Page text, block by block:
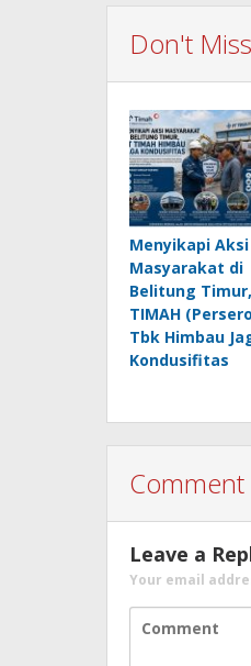
Don't Miss
Menyikapi Aksi
Masyarakat di
Belitung
TIMAH
Tbk Himbau
Kondusifitas
Comment
Leave a
Your email